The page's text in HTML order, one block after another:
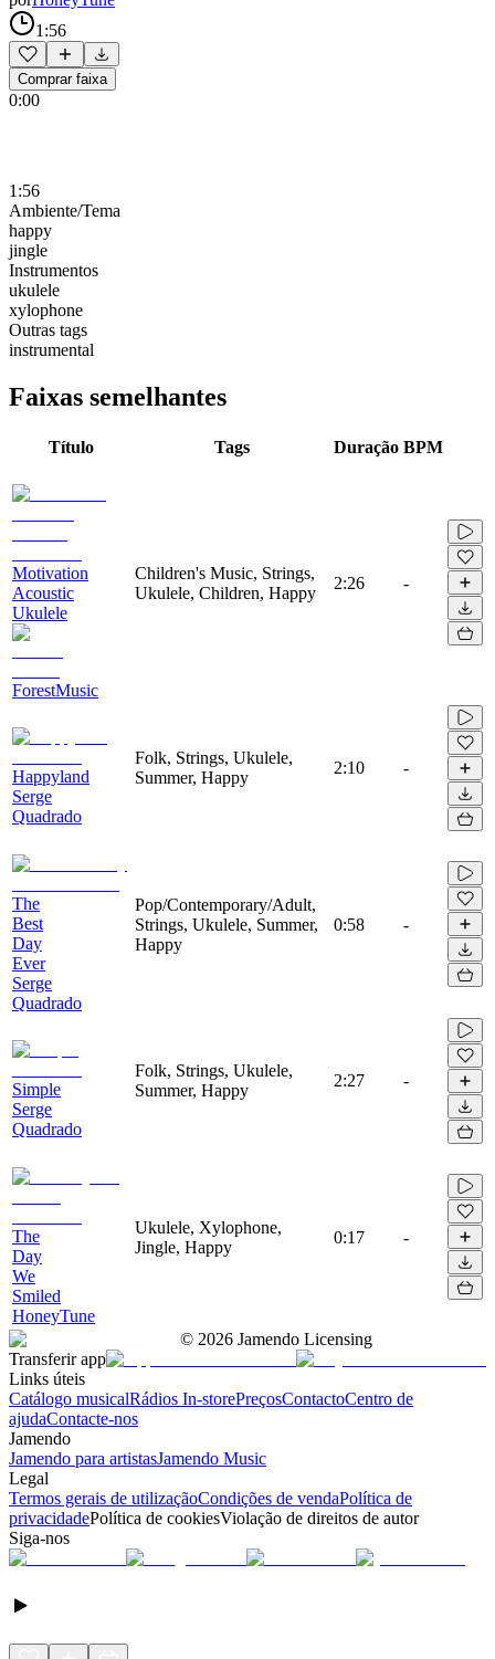
1:56
Comprar faixa
0:00
1:56
Ambiente/Tema
happy
jingle
Instrumentos
ukulele
xylophone
Outras tags
instrumental
Faixas semelhantes
Título Tags Duração BPM
Motivation
Acoustic
Ukulele
ForestMusic
Children's Music, Strings,
Ukulele, Children, Happy
2:26 -
Happyland
Serge
Quadrado
Folk, Strings, Ukulele,
Summer, Happy
2:10 -
The
Best
Day
Ever
Serge
Quadrado
Pop/Contemporary/Adult,
Strings, Ukulele, Summer,
Happy
0:58 -
Simple
Serge
Quadrado
Folk, Strings, Ukulele,
Summer, Happy
2:27 -
The
Day
We
Smiled
HoneyTune
Ukulele, Xylophone,
Jingle, Happy
0:17 -
© 2026 Jamendo Licensing
Transferir app
Links úteis
Catálogo musicalRádios In-storePreçosContactoCentro de
ajudaContacte-nos
Jamendo
Jamendo para artistasJamendo Music
Legal
Termos gerais de utilizaçãoCondições de vendaPolítica de
privacidadePolítica de cookiesViolação de direitos de autor
Siga-nos